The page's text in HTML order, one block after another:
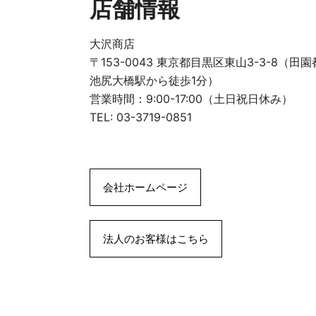
店舗情報
大沢商店
〒153-0043 東京都目黒区東山3-3-8（田園
池尻大橋駅から徒歩1分）
営業時間：9:00-17:00（土日祝日休み）
TEL: 03-3719-0851
会社ホームページ
法人のお客様はこちら